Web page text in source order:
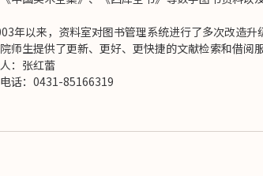
年以来，资料室对图书管理系统进行了多次改造
师生提供了更新、更好、更快捷的文献检索和借阅服
：张红蕾
话：0431-85166319